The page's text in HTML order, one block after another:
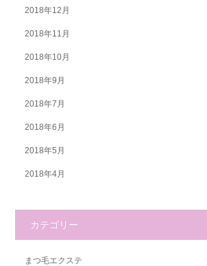
2018年12月
2018年11月
2018年10月
2018年9月
2018年7月
2018年6月
2018年5月
2018年4月
カテゴリー
まつ毛エクステ